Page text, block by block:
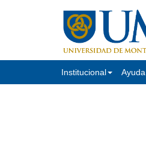
Institucional Ayuda